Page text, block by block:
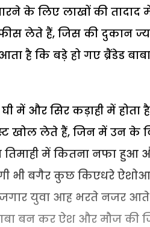
के लिए लाखों की
लेते हैं, जिस की दुकान
है कि बड़े हो गए ब्रैंडेड
में और सिर कड़ाही में होता
खोल लेते हैं, जिन में उन के
में कितना नफा हुआ
भी बगैर कुछ किएधरे
युवा आह भरते नजर
बन कर ऐश और मौज की